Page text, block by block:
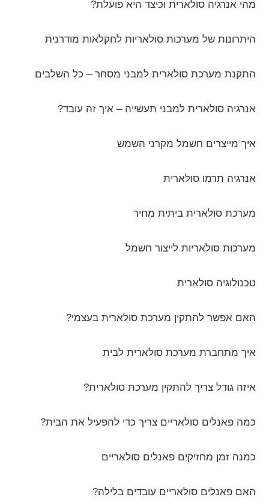
מהי אנרגיה סולארית וכיצד היא פועלת?
היתרונות של מערכות סולאריות לחקלאות מודרנית
התקנת מערכת סולארית למבני מסחר – כל השלבים
אנרגיה סולארית למבני תעשייה – איך זה עובד?
איך מייצרים חשמל מקרני השמש
אנרגיה תרמו סולארית
מערכת סולארית ביתית מחיר
מערכות סולאריות לייצור חשמל
טכנולוגיה סולארית
האם אפשר להתקין מערכת סולארית בעצמי?
איך מתחברת מערכת סולארית לבית
איזה גודל צריך להתקין מערכת סולארית?
כמה פאנלים סולאריים צריך כדי להפעיל את הבית?
כמנה זמן מחזיקים פאנלים סולאריים
האם פאנלים סולאריים עובדים בלילה?